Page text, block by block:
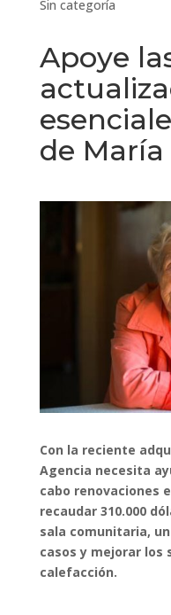
Sin categoría
Apoye
de María
Con la reciente
Agencia necesita
cabo renovaciones
recaudar 310.000
sala comunitaria,
casos y mejorar los
calefacción.